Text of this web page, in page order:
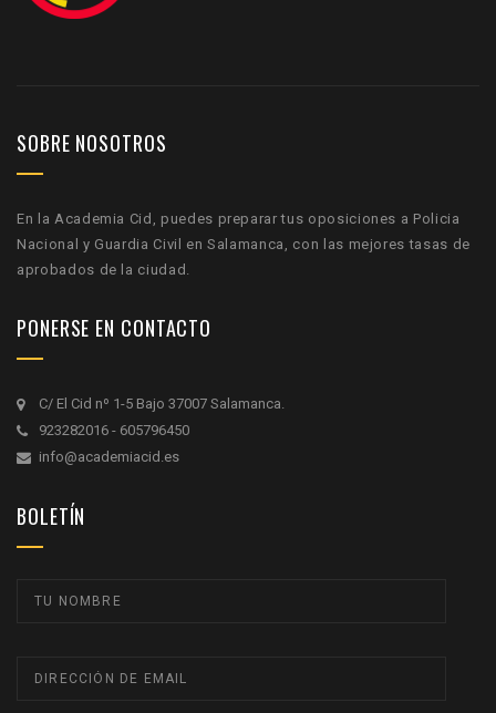
SOBRE NOSOTROS
En la Academia Cid, puedes preparar tus oposiciones a Policia
Nacional y Guardia Civil en Salamanca, con las mejores tasas de
aprobados de la ciudad.
PONERSE EN CONTACTO
C/ El Cid nº 1-5 Bajo 37007 Salamanca.
923282016 - 605796450
info@academiacid.es
BOLETÍN